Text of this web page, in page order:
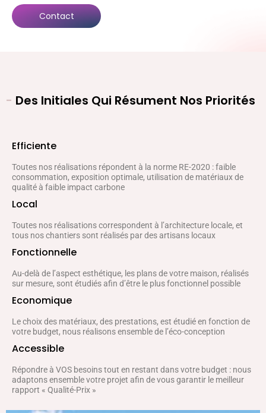
Contact
- Des Initiales Qui Résument Nos Priorités
Efficiente
Toutes nos réalisations répondent à la norme RE-2020 : faible
consommation, exposition optimale, utilisation de matériaux de
qualité à faible impact carbone
Local
Toutes nos réalisations correspondent à l’architecture locale, et
tous nos chantiers sont réalisés par des artisans locaux
Fonctionnelle
Au-delà de l’aspect esthétique, les plans de votre maison, réalisés
sur mesure, sont étudiés afin d’être le plus fonctionnel possible
Economique
Le choix des matériaux, des prestations, est étudié en fonction de
votre budget, nous réalisons ensemble de l’éco-conception
Accessible
Répondre à VOS besoins tout en restant dans votre budget : nous
adaptons ensemble votre projet afin de vous garantir le meilleur
rapport « Qualité-Prix »